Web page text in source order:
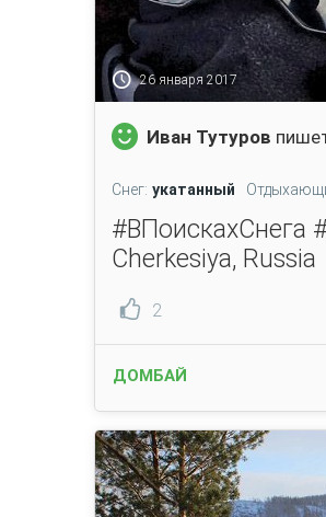
26 января 2017
Иван Тутуров
Снег: укатанный
#ВПоискахСнега
Cherkesiya, Russia
2
ДОМБАЙ